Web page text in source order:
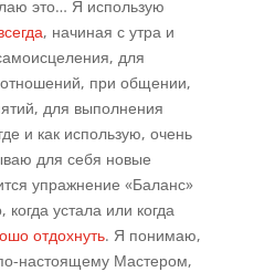
это… Я использую
, начиная с утра и
для
при общении,
для выполнения
и как использую, очень
для себя новые
упражнение «Баланс»
устала или когда
отдохнуть. Я понимаю,
настоящему Мастером,